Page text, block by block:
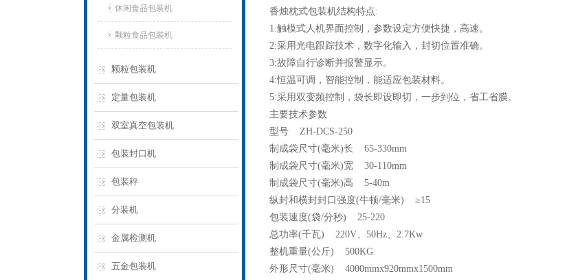
休闲食品包装机
颗粒食品包装机
颗粒包装机
定量包装机
双室真空包装机
包装封口机
包装秤
分装机
金属检测机
五金包装机
香烛枕式包装机结构特点:
1:触模式人机界面控制，参数设定方便快捷，高速。
2:采用光电跟踪技术，数字化输入，封切位置准确。
3:故障自行诊断并报警显示。
4:恒温可调，智能控制，能适应包装材料。
5:采用双变频控制，袋长即设即切，一步到位，省工省膜。
主要技术参数
型号 ZH-DCS-250
制成袋尺寸(毫米)长 65-330mm
制成袋尺寸(毫米)宽 30-110mm
制成袋尺寸(毫米)高 5-40m
纵封和横封封口强度(牛顿/毫米) ≥15
包装速度(袋/分秒) 25-220
总功率(千瓦) 220V、50Hz、2.7Kw
整机重量(公斤) 500KG
外形尺寸(毫米) 4000mmx920mmx1500mm